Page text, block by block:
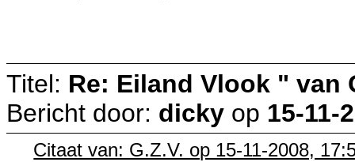
Titel: Re: Eiland Vlook " van
Bericht door: dicky op 15-11-
Citaat van: G.Z.V. op 15-11-2008,